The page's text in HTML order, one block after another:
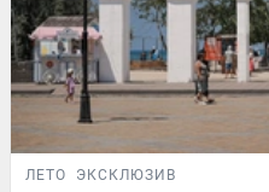
ЛЕТО ЭКСКЛЮЗИВ